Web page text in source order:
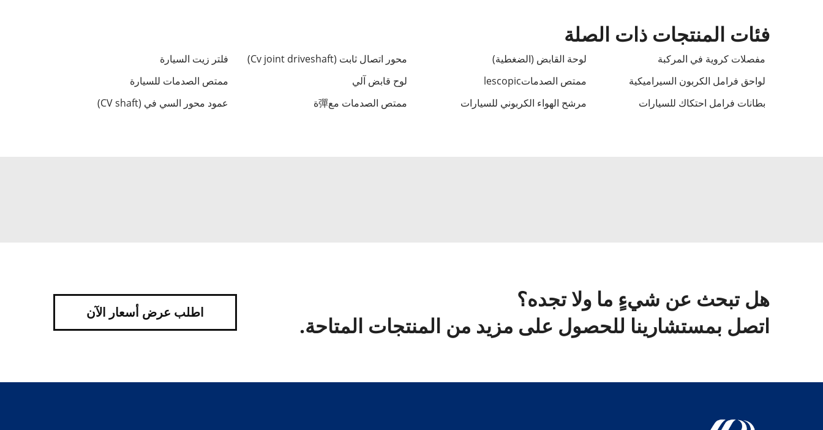
فئات المنتجات ذات الصلة
مفصلات كروية في المركبة لوحة القابض (الضغطية) محور اتصال ثابت (Cv joint driveshaft)
فلتر زيت السيارة
لواحق فرامل الكربون السيراميكية
ممتص الصدماتlescopic لوح قابض آلي
ممتص الصدمات للسيارة
بطانات فرامل احتكاك للسيارات
مرشح الهواء الكربوني للسيارات ممتص الصدمات مع彈ة عمود محور السي في (CV shaft)
هل تبحث عن شيءٍ ما ولا تجده؟
اتصل بمستشارينا للحصول على مزيد من المنتجات المتاحة.
اطلب عرض أسعار الآن